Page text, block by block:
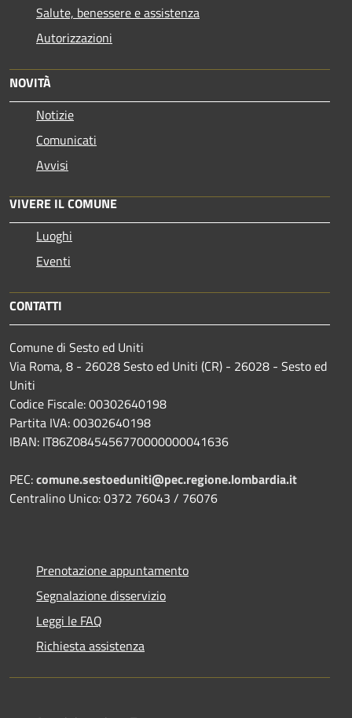
Salute, benessere e assistenza
Autorizzazioni
NOVITÀ
Notizie
Comunicati
Avvisi
VIVERE IL COMUNE
Luoghi
Eventi
CONTATTI
Comune di Sesto ed Uniti
Via Roma, 8 - 26028 Sesto ed Uniti (CR) - 26028 - Sesto ed
Uniti
Codice Fiscale: 00302640198
Partita IVA: 00302640198
IBAN: IT86Z0845456770000000041636
PEC:comune.sestoeduniti@pec.regione.lombardia.it
Centralino Unico: 0372 76043 / 76076
Prenotazione appuntamento
Segnalazione disservizio
Leggi le FAQ
Richiesta assistenza